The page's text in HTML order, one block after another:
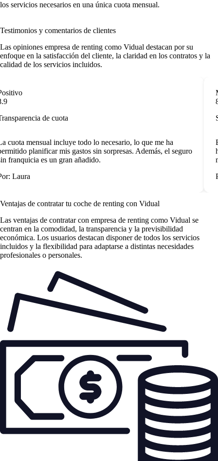
los servicios necesarios en una única cuota mensual.
Testimonios y comentarios de clientes
Las opiniones empresa de renting como Vidual destacan por su
enfoque en la satisfacción del cliente, la claridad en los contratos y la
calidad de los servicios incluidos.
de cuota
cuota mensual incluye todo lo necesario, lo que me ha
planificar mis gastos sin sorpresas. Además, el seguro
franquicia es un gran añadido.
Laura
Ventajas de contratar tu coche de renting con Vidual
Las ventajas de contratar con empresa de renting como Vidual se
centran en la comodidad, la transparencia y la previsibilidad
económica. Los usuarios destacan disponer de todos los servicios
incluidos y la flexibilidad para adaptarse a distintas necesidades
profesionales o personales.